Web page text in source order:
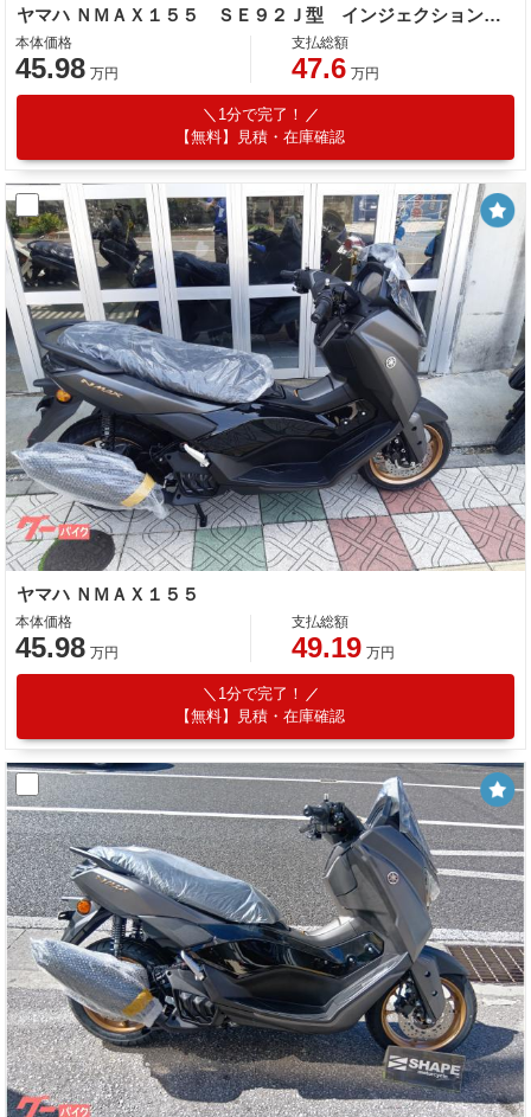
ヤマハ ＮＭＡＸ１５５ ＳＥ９２Ｊ型 インジェクション ４サイクル ＡＢＳ
本体価格
45.98 万円
支払総額
47.6 万円
1分で完了！
【無料】見積・在庫確認
ヤマハ ＮＭＡＸ１５５
本体価格
45.98 万円
支払総額
49.19 万円
1分で完了！
【無料】見積・在庫確認